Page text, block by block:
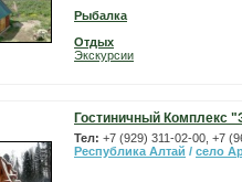
Рыбалка
Отдых
Экскурсии
Гостиничный Комплекс
Тел: +7 (929) 311-02-00, +7
Республика Алтай / село